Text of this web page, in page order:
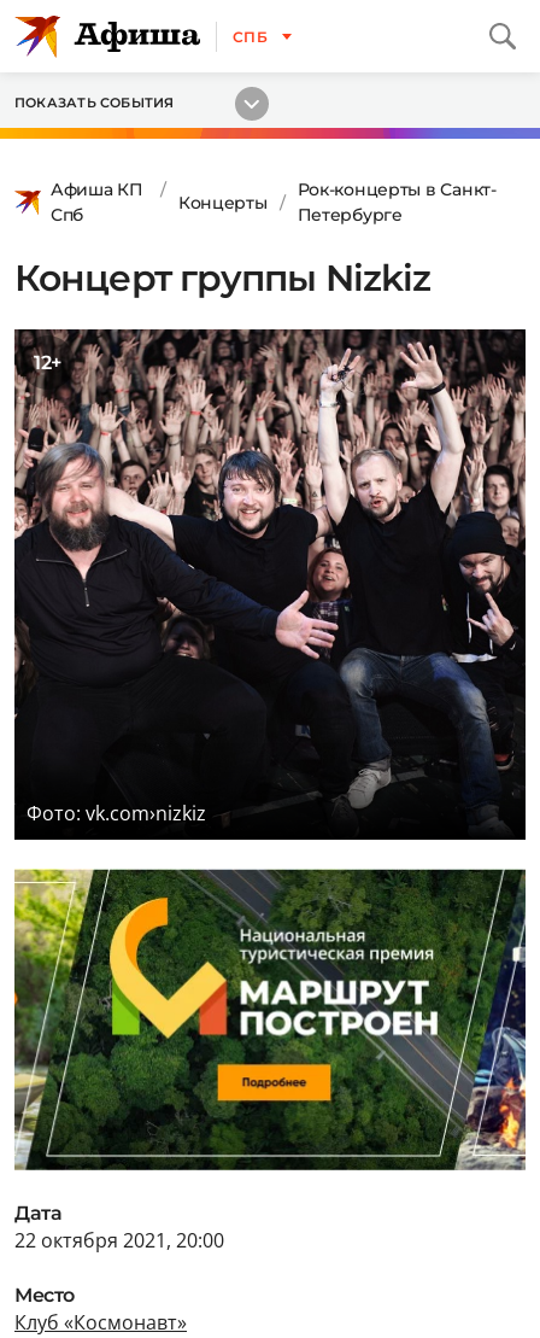
СПБ
ПОКАЗАТЬ СОБЫТИЯ
Афиша КП
Спб
Концерты
Рок-концерты в Санкт-
Петербурге
Концерт группы Nizkiz
12+
Фото: vk.com›nizkiz
Дата
22 октября 2021, 20:00
Место
Клуб «Космонавт»